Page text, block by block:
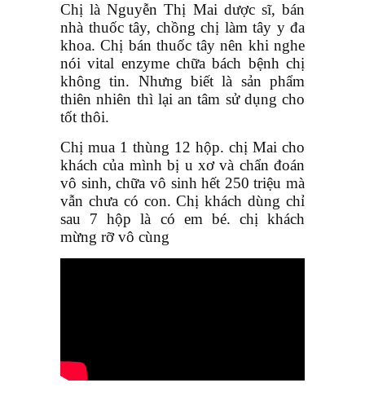
Chị là Nguyễn Thị Mai dược sĩ, bán
nhà thuốc tây, chồng chị làm tây y đa
khoa. Chị bán thuốc tây nên khi nghe
nói vital enzyme chữa bách bệnh chị
không tin. Nhưng biết là sản phẩm
thiên nhiên thì lại an tâm sử dụng cho
tốt thôi.
Chị mua 1 thùng 12 hộp. chị Mai cho
khách của mình bị u xơ và chẩn đoán
vô sinh, chữa vô sinh hết 250 triệu mà
vẫn chưa có con. Chị khách dùng chỉ
sau 7 hộp là có em bé. chị khách
mừng rỡ vô cùng